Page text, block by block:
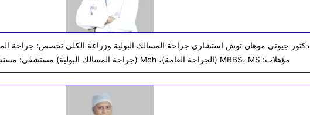
دكتور جيوتي موهان توش استشاري جراحة المسالك البولية وزراعة الكلى تخصص: جراحة
مؤهلات: MBBS، MS (الجراحة العامة)، Mch (جراحة المسالك البولية) مستشفى: مستشفيات كير، بوبانسوار